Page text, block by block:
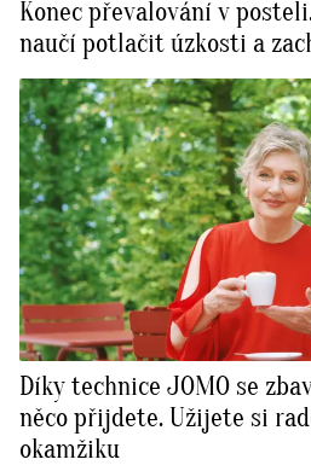
Konec převalování v
naučí potlačit úzkosti a
Díky technice JOMO se
něco přijdete. Užijete si
okamžiku